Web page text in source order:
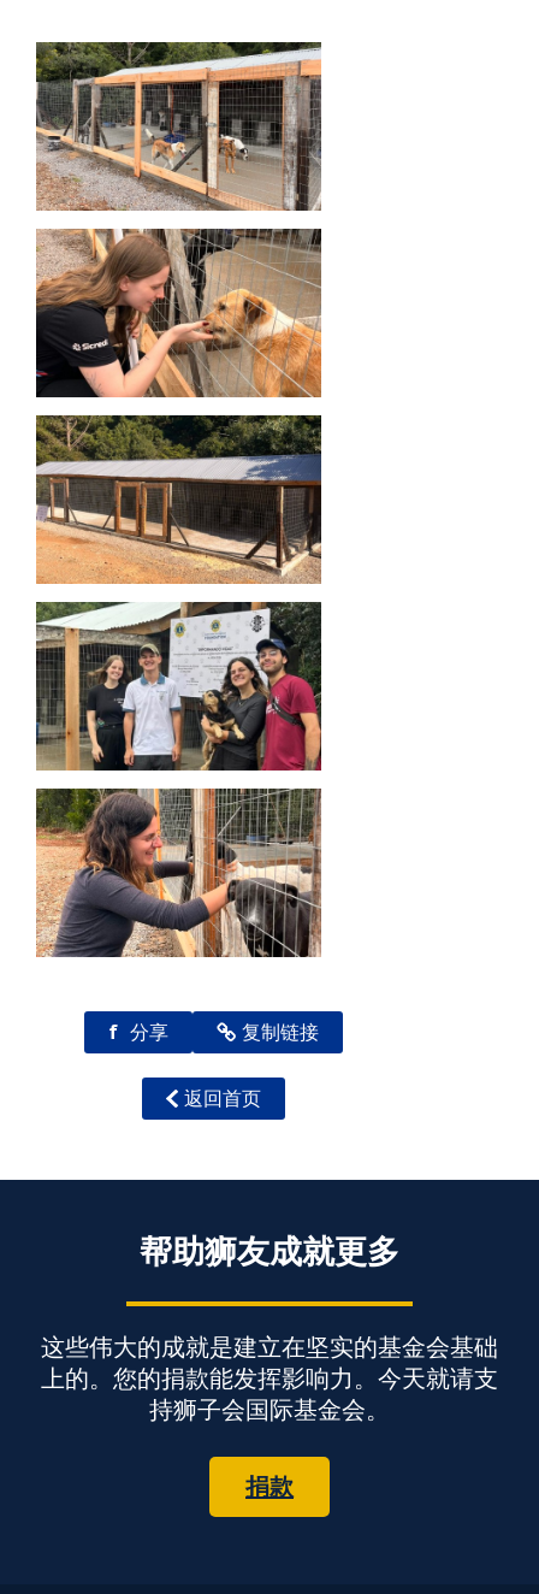
f 分享 复制链接
返回首页
帮助狮友成就更多
这些伟大的成就是建立在坚实的基金会基础
上的。您的捐款能发挥影响力。今天就请支
持狮子会国际基金会。
捐款